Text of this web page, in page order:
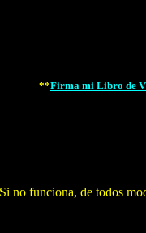
**Firma mi Libro de
Si no funciona, de todos